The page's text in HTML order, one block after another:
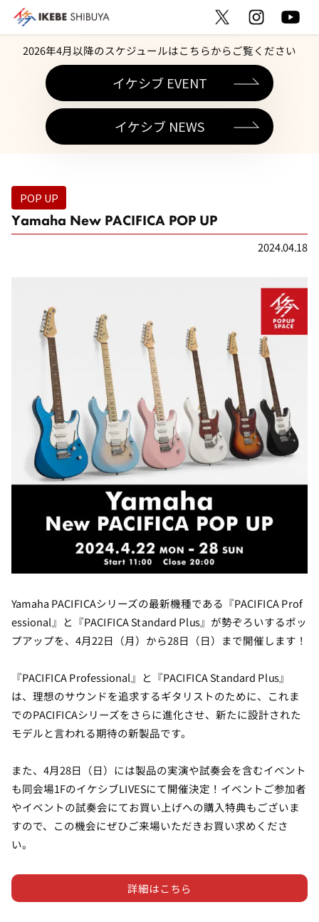
2026年4月以降のスケジュールはこちらからご覧ください
イケシブ EVENT
イケシブ NEWS
POP UP
Yamaha New PACIFICA POP UP
2024.04.18
Yamaha PACIFICAシリーズの最新機種である『PACIFICA Prof
essional』と『PACIFICA Standard Plus』が勢ぞろいするポッ
プアップを、4月22日（月）から28日（日）まで開催します！
『PACIFICA Professional』と『PACIFICA Standard Plus』
は、理想のサウンドを追求するギタリストのために、これま
でのPACIFICAシリーズをさらに進化させ、新たに設計された
モデルと言われる期待の新製品です。
また、4月28日（日）には製品の実演や試奏会を含むイベント
も同会場1FのイケシブLIVESにて開催決定！イベントご参加者
やイベントの試奏会にてお買い上げへの購入特典もございま
すので、この機会にぜひご来場いただきお買い求めくださ
い。
詳細はこちら